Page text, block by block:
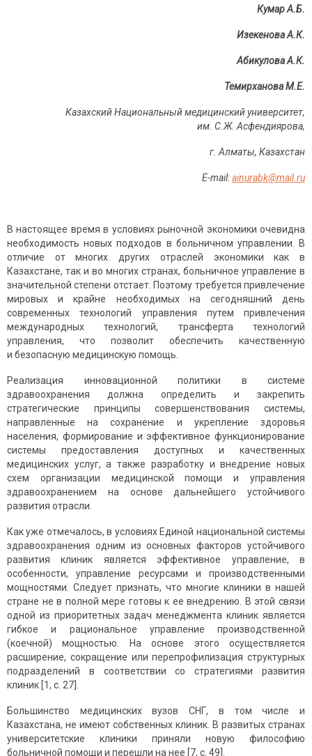
Кумар А.Б.
Изекенова А.К.
Абикулова А.К.
Темирханова М.Е.
Казахский Национальный медицинский университет,
им. С.Ж. Асфендиярова,
г. Алматы, Казахстан
E-mail:ainurabk@mail.ru
В настоящее время в условиях рыночной экономики очевидна
необходимость новых подходов в больничном управлении. В
отличие от многих других отраслей экономики как в
Казахстане, так и во многих странах, больничное управление в
значительной степени отстает. Поэтому требуется привлечение
мировых и крайне необходимых на сегодняшний день
современных технологий управ­ления путем привлечения
международных технологий, трансферта технологий
управления, что позволит обеспечить качественную
и безопасную медицинскую помощь.
Реализация инновационной политики в системе
здравоохранения должна определить и закрепить
стратегические принципы совершенст­вования системы,
направленные на сохранение и укрепление здоровья
населения, формирование и эффективное функционирование
системы предоставления доступных и качественных
медицинских услуг, а также разработку и внедрение новых
схем организации медицинской помощи и управления
здравоохранением на основе дальнейшего устойчивого
развития отрасли.
Как уже отмечалось, в условиях Единой национальной системы
здравоохранения одним из основных факторов устойчивого
развития клиник является эффективное управление, в
особенности, управление ресурсами и производственными
мощностями. Следует признать, что многие клиники в нашей
стране не в полной мере готовы к ее внедрению. В этой связи
одной из приоритетных задач менеджмента клиник является
гибкое и рациональное управление производственной
(коечной) мощностью. На основе этого осущест­вляется
расширение, сокращение или перепрофилизация структурных
подразделений в соответствии со стратегиями развития
клиник [1, с. 27].
Большинство медицинских вузов СНГ, в том числе и
Казахстана, не имеют собственных клиник. В развитых странах
университетские клиники приняли новую философию
больничной помощи и перешли на нее [7, с. 49].